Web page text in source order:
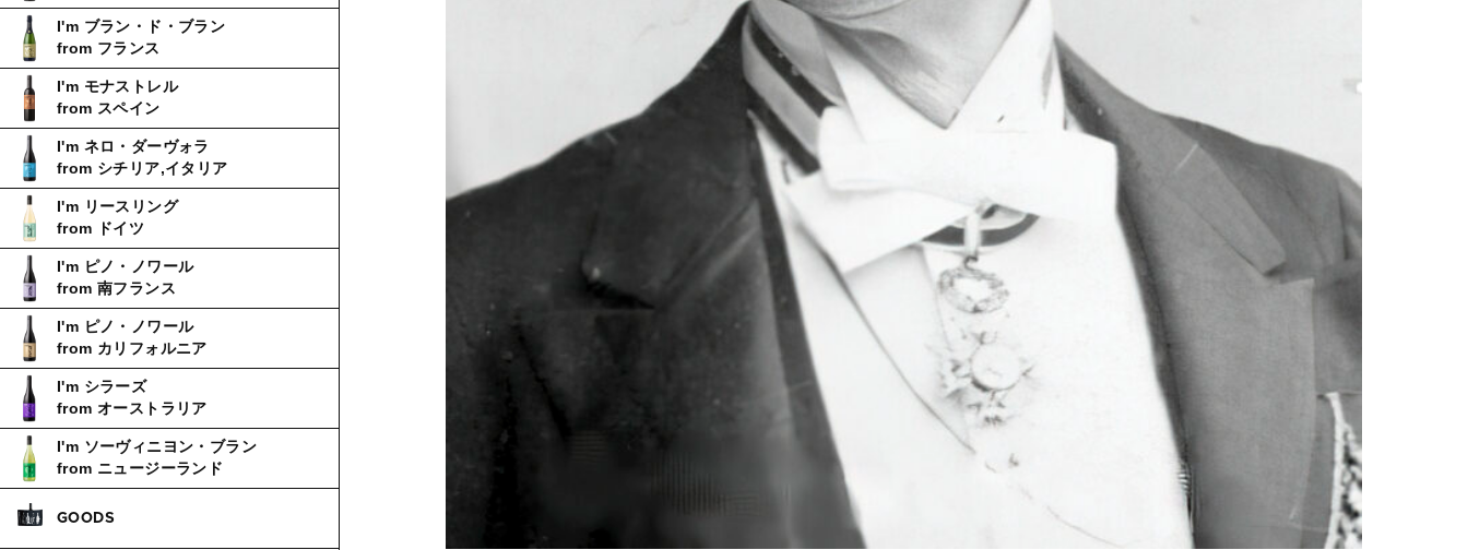
I'm ブラン・ド・ブラン
from フランス
I'm モナストレル
from スペイン
I'm ネロ・ダーヴォラ
from シチリア,イタリア
I'm リースリング
from ドイツ
I'm ピノ・ノワール
from 南フランス
I'm ピノ・ノワール
from カリフォルニア
I'm シラーズ
from オーストラリア
I'm ソーヴィニヨン・ブラン
from ニュージーランド
GOODS